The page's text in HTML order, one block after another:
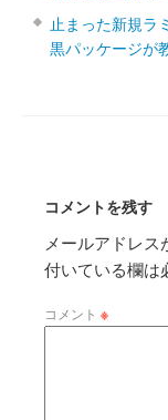
止まった新規ラ
黒パッケージが
コメントを残す
メールアドレス
付いている欄は
コメント ※